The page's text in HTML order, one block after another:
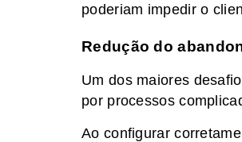
poderiam impedir o
Redução do
Um dos maiores
por processos
Ao configurar